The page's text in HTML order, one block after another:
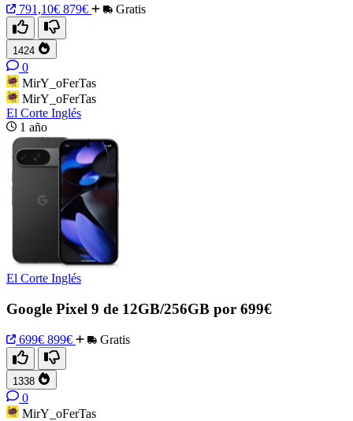
791,10€ 879€ Gratis
1424
0
MirY_oFerTas
MirY_oFerTas
El Corte Inglés
1 año
El Corte Inglés
Google Pixel 9 de 12GB/256GB por 699€
699€ 899€ Gratis
1338
0
MirY_oFerTas